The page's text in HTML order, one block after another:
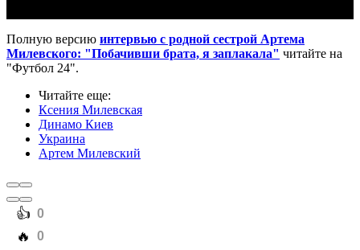
Полную версию интервью с родной сестрой Артема
Милевского: "Побачивши брата, я заплакала" читайте на
"Футбол 24".
Читайте еще:
Ксения Милевская
Динамо Киев
Украина
Артем Милевский
️👍 0
️🔥 0